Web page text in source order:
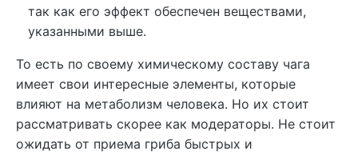
так как его эффект обеспечен веществами,
указанными выше.
То есть по своему химическому составу чага
имеет свои интересные элементы, которые
влияют на метаболизм человека. Но их стоит
рассматривать скорее как модераторы. Не стоит
ожидать от приема гриба быстрых и